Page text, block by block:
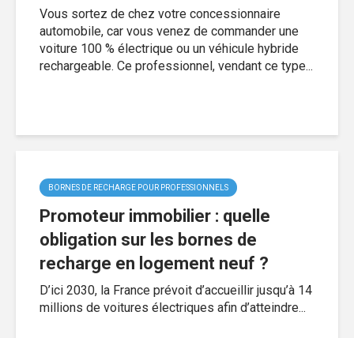
Vous sortez de chez votre concessionnaire
automobile, car vous venez de commander une
voiture 100 % électrique ou un véhicule hybride
rechargeable. Ce professionnel, vendant ce type...
BORNES DE RECHARGE POUR PROFESSIONNELS
Promoteur immobilier : quelle
obligation sur les bornes de
recharge en logement neuf ?
D’ici 2030, la France prévoit d’accueillir jusqu’à 14
millions de voitures électriques afin d’atteindre...